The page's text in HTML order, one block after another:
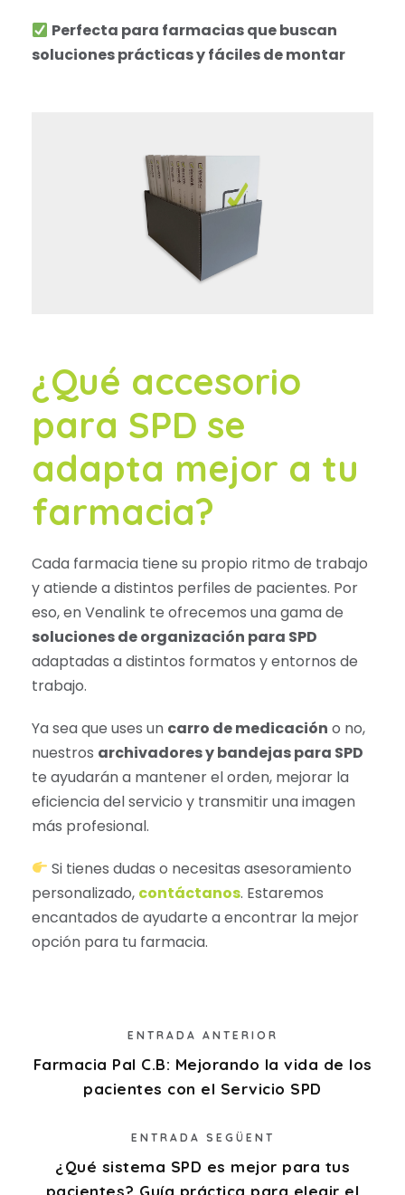
Perfecta para farmacias que buscan
soluciones prácticas y fáciles de montar
¿Qué accesorio
para SPD se
adapta mejor a tu
farmacia?
Cada farmacia tiene su propio ritmo de trabajo
y atiende a distintos perfiles de pacientes. Por
eso, en Venalink te ofrecemos una gama de
soluciones de organización para SPD
adaptadas a distintos formatos y entornos de
trabajo.
Ya sea que uses un carro de medicación o no,
nuestros archivadores y bandejas para SPD
te ayudarán a mantener el orden, mejorar la
eficiencia del servicio y transmitir una imagen
más profesional.
Si tienes dudas o necesitas asesoramiento
personalizado, contáctanos. Estaremos
encantados de ayudarte a encontrar la mejor
opción para tu farmacia.
ENTRADA ANTERIOR
Farmacia Pal C.B: Mejorando la vida de los
pacientes con el Servicio SPD
ENTRADA SEGÜENT
¿Qué sistema SPD es mejor para tus
pacientes? Guía práctica para elegir el